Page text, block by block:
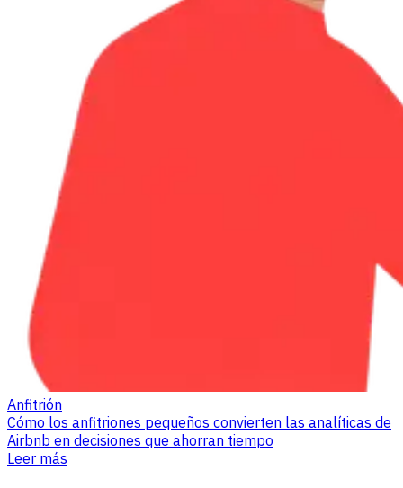
Anfitrión
Cómo los anfitriones pequeños convierten las analíticas de
Airbnb en decisiones que ahorran tiempo
Leer más